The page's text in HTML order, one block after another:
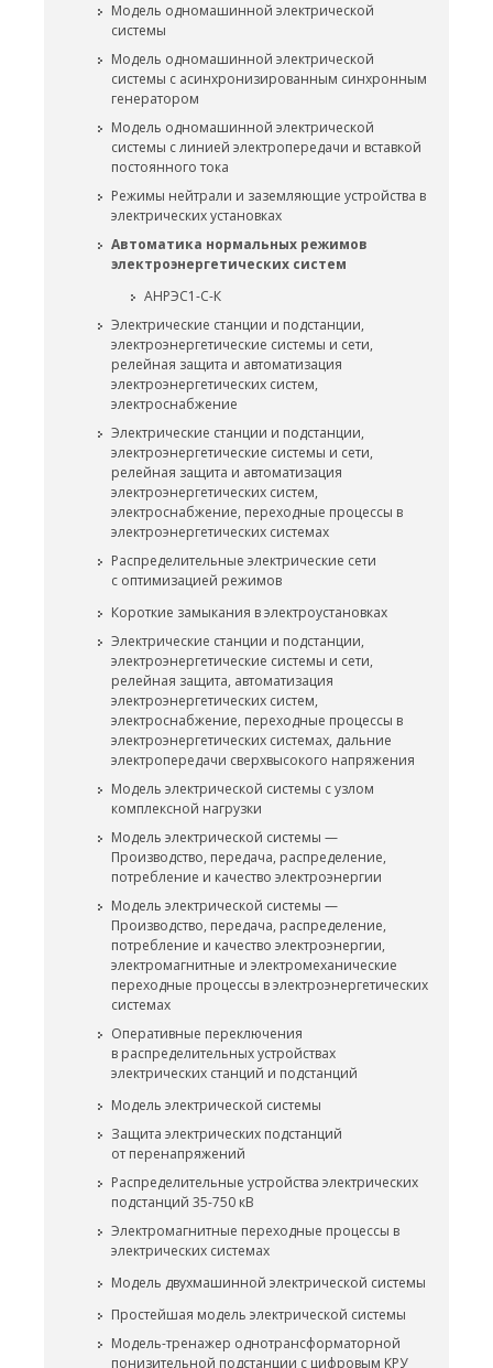
Модель одномашинной электрической
системы
Модель одномашинной электрической
системы с асинхронизированным синхронным
генератором
Модель одномашинной электрической
системы с линией электропередачи и вставкой
постоянного тока
Режимы нейтрали и заземляющие устройства в
электрических установках
Автоматика нормальных режимов
электроэнергетических систем
АНРЭС1-С-К
Электрические станции и подстанции,
электроэнергетические системы и сети,
релейная защита и автоматизация
электроэнергетических систем,
электроснабжение
Электрические станции и подстанции,
электроэнергетические системы и сети,
релейная защита и автоматизация
электроэнергетических систем,
электроснабжение, переходные процессы в
электроэнергетических системах
Распределительные электрические сети
с оптимизацией режимов
Короткие замыкания в электроустановках
Электрические станции и подстанции,
электроэнергетические системы и сети,
релейная защита, автоматизация
электроэнергетических систем,
электроснабжение, переходные процессы в
электроэнергетических системах, дальние
электропередачи сверхвысокого напряжения
Модель электрической системы с узлом
комплексной нагрузки
Модель электрической системы —
Производство, передача, распределение,
потребление и качество электроэнергии
Модель электрической системы —
Производство, передача, распределение,
потребление и качество электроэнергии,
электромагнитные и электромеханические
переходные процессы в электроэнергетических
системах
Оперативные переключения
в распределительных устройствах
электрических станций и подстанций
Модель электрической системы
Защита электрических подстанций
от перенапряжений
Распределительные устройства электрических
подстанций 35-750 кВ
Электромагнитные переходные процессы в
электрических системах
Модель двухмашинной электрической системы
Простейшая модель электрической системы
Модель-тренажер однотрансформаторной
понизительной подстанции с цифровым КРУ